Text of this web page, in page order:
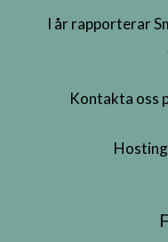
I år rapporterar
Kontakta oss